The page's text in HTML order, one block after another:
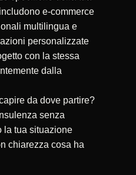
e-commerce
multilingua e
personalizzate
con la stessa
dalla
da dove partire?
senza
la tua situazione
chiarezza cosa ha